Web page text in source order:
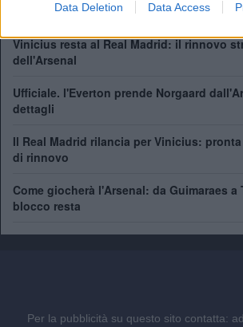
Data Deletion Data Access
brasiliano?
Vinicius resta al Real Madrid: il rinnovo
dell'Arsenal
Ufficiale. l'Everton prende Norgaard
dettagli
Il Real Madrid rilancia per Vinicius:
di rinnovo
Come giocherà l'Arsenal: da Guimaraes a
blocco resta
Per la pubblicità su questo sito contatta: